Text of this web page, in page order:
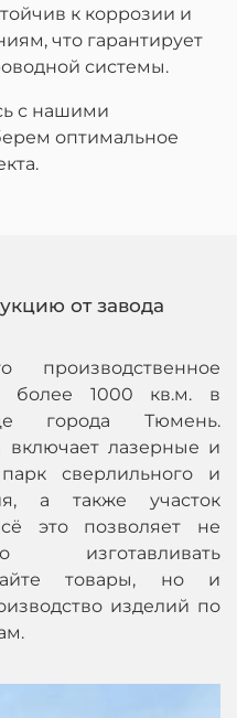
к коррозии и
что гарантирует
системы.
с нашими
оптимальное
от завода
более 1000 кв.м. в
города Тюмень.
включает лазерные и
сверлильного и
а также участок
это позволяет не
изготавливать
товары, но и
изделий по